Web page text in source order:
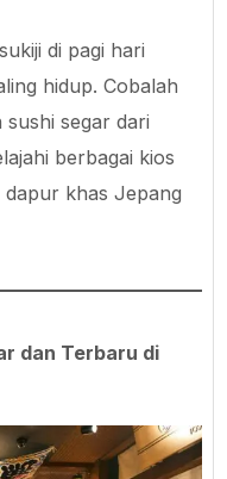
di pagi hari
hidup. Cobalah
sushi segar dari
berbagai kios
khas Jepang
dan Terbaru di